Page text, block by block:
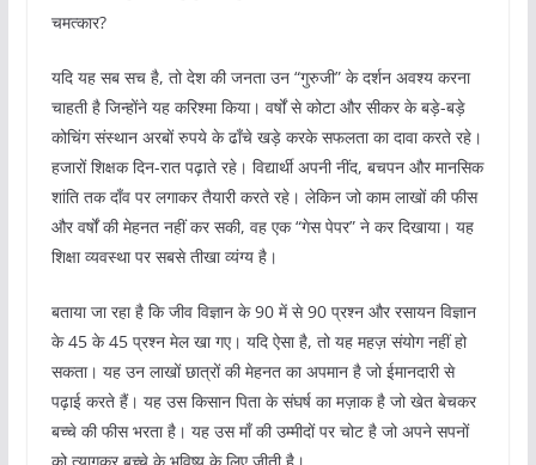
चमत्कार?
यदि यह सब सच है, तो देश की जनता उन “गुरुजी” के दर्शन अवश्य करना
चाहती है जिन्होंने यह करिश्मा किया। वर्षों से कोटा और सीकर के बड़े-बड़े
कोचिंग संस्थान अरबों रुपये के ढाँचे खड़े करके सफलता का दावा करते रहे।
हजारों शिक्षक दिन-रात पढ़ाते रहे। विद्यार्थी अपनी नींद, बचपन और मानसिक
शांति तक दाँव पर लगाकर तैयारी करते रहे। लेकिन जो काम लाखों की फीस
और वर्षों की मेहनत नहीं कर सकी, वह एक “गेस पेपर” ने कर दिखाया। यह
शिक्षा व्यवस्था पर सबसे तीखा व्यंग्य है।
बताया जा रहा है कि जीव विज्ञान के 90 में से 90 प्रश्न और रसायन विज्ञान
के 45 के 45 प्रश्न मेल खा गए। यदि ऐसा है, तो यह महज़ संयोग नहीं हो
सकता। यह उन लाखों छात्रों की मेहनत का अपमान है जो ईमानदारी से
पढ़ाई करते हैं। यह उस किसान पिता के संघर्ष का मज़ाक है जो खेत बेचकर
बच्चे की फीस भरता है। यह उस माँ की उम्मीदों पर चोट है जो अपने सपनों